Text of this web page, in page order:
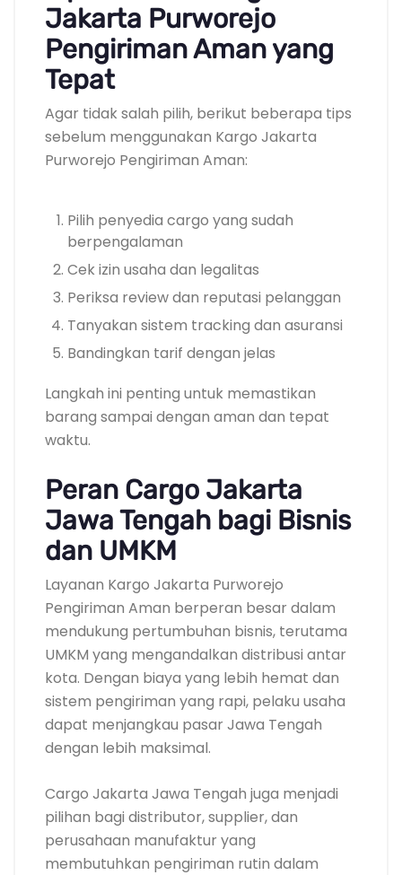
Jakarta Purworejo
Pengiriman Aman yang
Tepat
Agar tidak salah pilih, berikut beberapa tips
sebelum menggunakan Kargo Jakarta
Purworejo Pengiriman Aman:
Pilih penyedia cargo yang sudah
berpengalaman
Cek izin usaha dan legalitas
Periksa review dan reputasi pelanggan
Tanyakan sistem tracking dan asuransi
Bandingkan tarif dengan jelas
Langkah ini penting untuk memastikan
barang sampai dengan aman dan tepat
waktu.
Peran Cargo Jakarta
Jawa Tengah bagi Bisnis
dan UMKM
Layanan Kargo Jakarta Purworejo
Pengiriman Aman berperan besar dalam
mendukung pertumbuhan bisnis, terutama
UMKM yang mengandalkan distribusi antar
kota. Dengan biaya yang lebih hemat dan
sistem pengiriman yang rapi, pelaku usaha
dapat menjangkau pasar Jawa Tengah
dengan lebih maksimal.
Cargo Jakarta Jawa Tengah juga menjadi
pilihan bagi distributor, supplier, dan
perusahaan manufaktur yang
membutuhkan pengiriman rutin dalam